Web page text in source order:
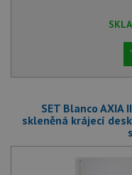
SET Blanco
skleněná krájecí